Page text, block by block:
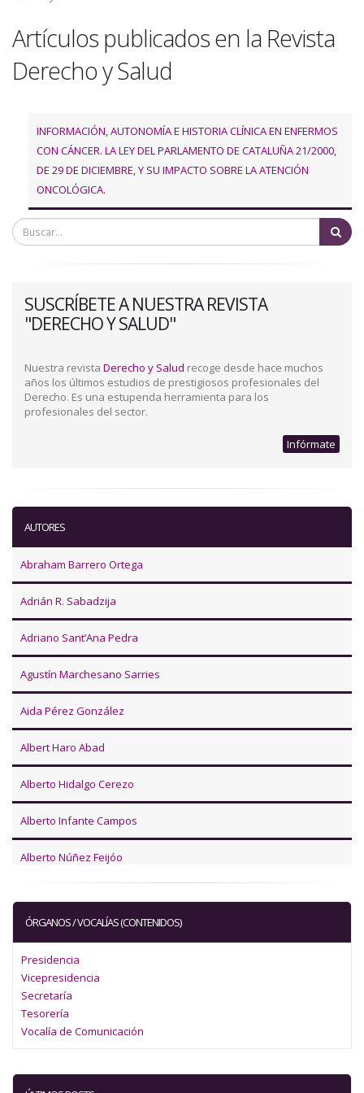
la
navegación
Artículos publicados en la Revista
Derecho y Salud
INFORMACIÓN, AUTONOMÍA E HISTORIA CLÍNICA EN ENFERMOS
CON CÁNCER. LA LEY DEL PARLAMENTO DE CATALUÑA 21/2000,
DE 29 DE DICIEMBRE, Y SU IMPACTO SOBRE LA ATENCIÓN
ONCOLÓGICA.
SUSCRÍBETE A NUESTRA REVISTA
"DERECHO Y SALUD"
Nuestra revista Derecho y Salud recoge desde hace muchos
años los últimos estudios de prestigiosos profesionales del
Derecho. Es una estupenda herramienta para los
profesionales del sector.
Infórmate
AUTORES
Abraham Barrero Ortega
Adrián R. Sabadzija
Adriano Sant’Ana Pedra
Agustín Marchesano Sarries
Aida Pérez González
Albert Haro Abad
Alberto Hidalgo Cerezo
Alberto Infante Campos
Alberto Núñez Feijóo
Alejandra Boto Álvarez
Alejandro Marín Mora
Alessandra Pica
Àlex Rancaño Díaz
Alfonso Domínguez Simón
ÓRGANOS / VOCALÍAS (CONTENIDOS)
Presidencia
Vicepresidencia
Secretaría
Tesorería
Vocalía de Comunicación